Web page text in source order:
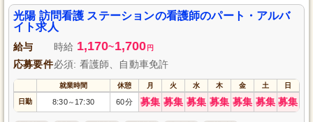
光陽 訪問看護 ステーションの看護師のパート・アルバ
イト求人
給与 時給 1,170~1,700 円
応募要件必須: 看護師、自動車免許
就業時間 休憩 月 火 水 木 金 土 日
日勤 8:30～ 17:30 60分 募集 募集 募集 募集 募集 募集 募集